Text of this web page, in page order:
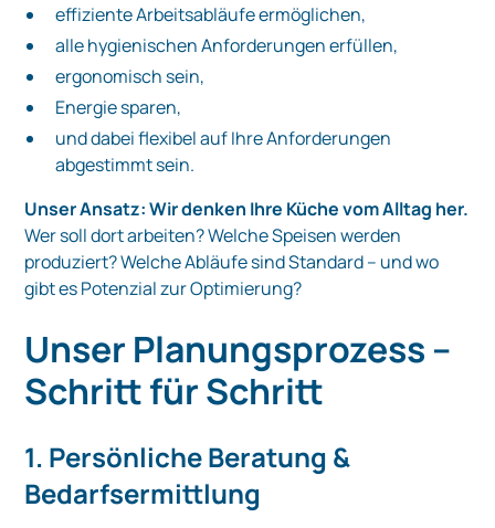
effiziente Arbeitsabläufe ermöglichen,
alle hygienischen Anforderungen erfüllen,
ergonomisch sein,
Energie sparen,
und dabei flexibel auf Ihre Anforderungen
abgestimmt sein.
Unser Ansatz: Wir denken Ihre Küche vom Alltag her.
Wer soll dort arbeiten? Welche Speisen werden
produziert? Welche Abläufe sind Standard – und wo
gibt es Potenzial zur Optimierung?
Unser Planungsprozess –
Schritt für Schritt
1. Persönliche Beratung &
Bedarfsermittlung